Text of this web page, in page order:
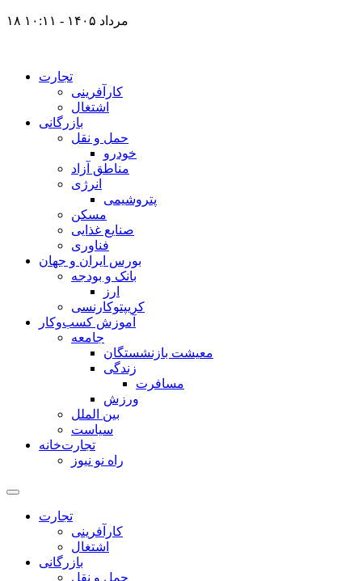
۱۸ مرداد ۱۴۰۵ - ۱۰:۱۱
تجارت
کارآفرینی
اشتغال
بازرگانی
حمل و نقل
خودرو
مناطق آزاد
انرژی
پتروشیمی
مسکن
صنایع غذایی
فناوری
بورس ایران و جهان
بانک و بودجه
ارز
کریپتوکارنسی
آموزش کسب‌وکار
جامعه
معیشت بازنشستگان
زندگی
مسافرت
ورزش
بین الملل
سیاست
تجارت‌خانه
راه نو نیوز
تجارت
کارآفرینی
اشتغال
بازرگانی
حمل و نقل